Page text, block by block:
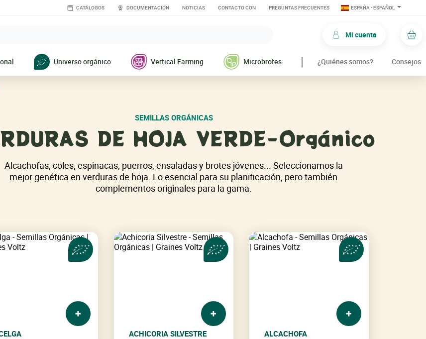
CATÁLOGOS DOCUMENTACIÓN NOTICIAS CONTACTO CON PREGUNTAS FRECUENTES ESPAÑA - ESPAÑOL
Mi cuenta
Universo orgánico Vertical Farming Microbrotes ¿Quiénes somos? Consejos
SEMILLAS ORGÁNICAS
DE HOJA VERDE-Orgánico
Alcachofas, coles, espinacas, puerros, ensaladas y brotes jóvenes... Seleccionamos la
mejor genética en verduras de hoja. Lo esencial para su planificación, pero también
complementos originales para la gama.
ACHICORIA SILVESTRE ALCACHOFA